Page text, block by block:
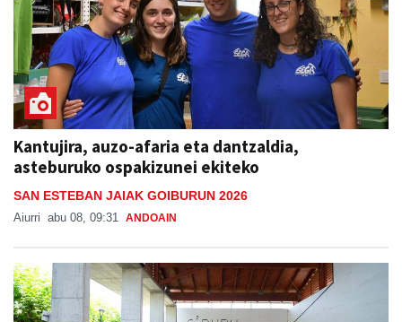
Kantujira, auzo-afaria eta dantzaldia,
asteburuko ospakizunei ekiteko
SAN ESTEBAN JAIAK GOIBURUN 2026
Aiurri abu 08, 09:31 ANDOAIN